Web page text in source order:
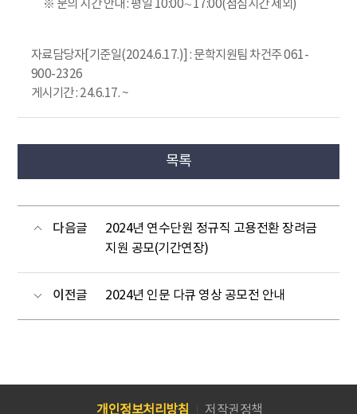
※ 문의 시간 안내 : 평일 10:00∼17:00(점심시간 제외)
자료담당자[기준일(2024.6.17.)] : 문학지원팀 차건주 061-
900-2326
게시기간 : 24.6.17. ~
목록
다음글
2024년 연수단원 정규직 고용전환 장려금
지원 공모(기간연장)
이전글 2024년 인문 다큐 영상 공모전 안내
개인정보처리방침 저작권정책